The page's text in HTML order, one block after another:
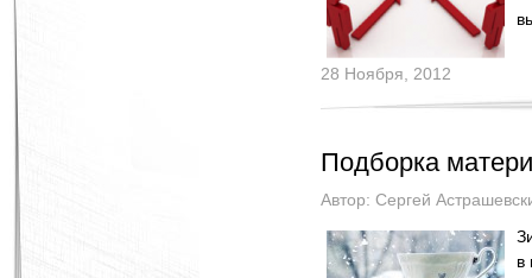
28 Ноября, 2012
Подборка
Автор: Сергей
в